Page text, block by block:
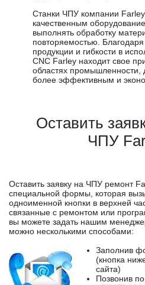
Станки ЧПУ компании
качественным
выполнять обработку
повторяемостью.
продукции и гибкости в
CNC Farley находит свое
областях промышленности,
более эффективным и
Оставить
ЧПУ
Оставить заявку на ЧПУ ремонт
специальной формы, которая
одноименной кнопки в верхней
связанные с ремонтом или
вы можете задать нашим
можно несколькими способами:
Заполнив
(кнопка
сайта)
Позвонив